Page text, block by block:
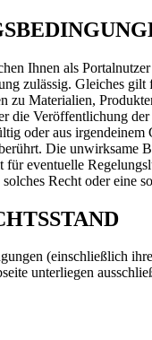
Ihnen als
zulässig. Gleiches
zu Materialien,
Veröffentlichung
oder aus
Die
eventuelle
Recht oder eine
(einschließlich
unterliegen